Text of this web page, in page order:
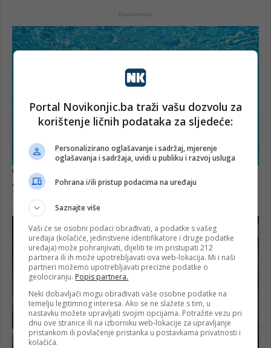
Portal Novikonjic.ba traži vašu dozvolu za
korištenje ličnih podataka za sljedeće:
Personalizirano oglašavanje i sadržaj, mjerenje
oglašavanja i sadržaja, uvidi u publiku i razvoj usluga
Pohrana i/ili pristup podacima na uređaju
Saznajte više
Vaši će se osobni podaci obrađivati, a podatke s vašeg
uređaja (kolačiće, jedinstvene identifikatore i druge podatke
uređaja) može pohranjivati, dijeliti te im pristupati 212
partnera ili ih može upotrebljavati ova web-lokacija. Mi i naši
partneri možemo upotrebljavati precizne podatke o
geolociranju. Popis partnera.
Neki dobavljači mogu obrađivati vaše osobne podatke na
temelju legitimnog interesa. Ako se ne slažete s tim, u
nastavku možete upravljati svojim opcijama. Potražite vezu pri
dnu ove stranice ili na izborniku web-lokacije za upravljanje
pristankom ili povlačenje pristanka u postavkama privatnosti i
kolačića.